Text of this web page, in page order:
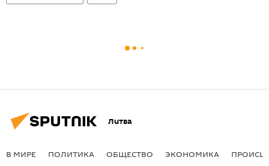
Литва
В МИРЕ ПОЛИТИКА ОБЩЕСТВО ЭКОНОМИКА